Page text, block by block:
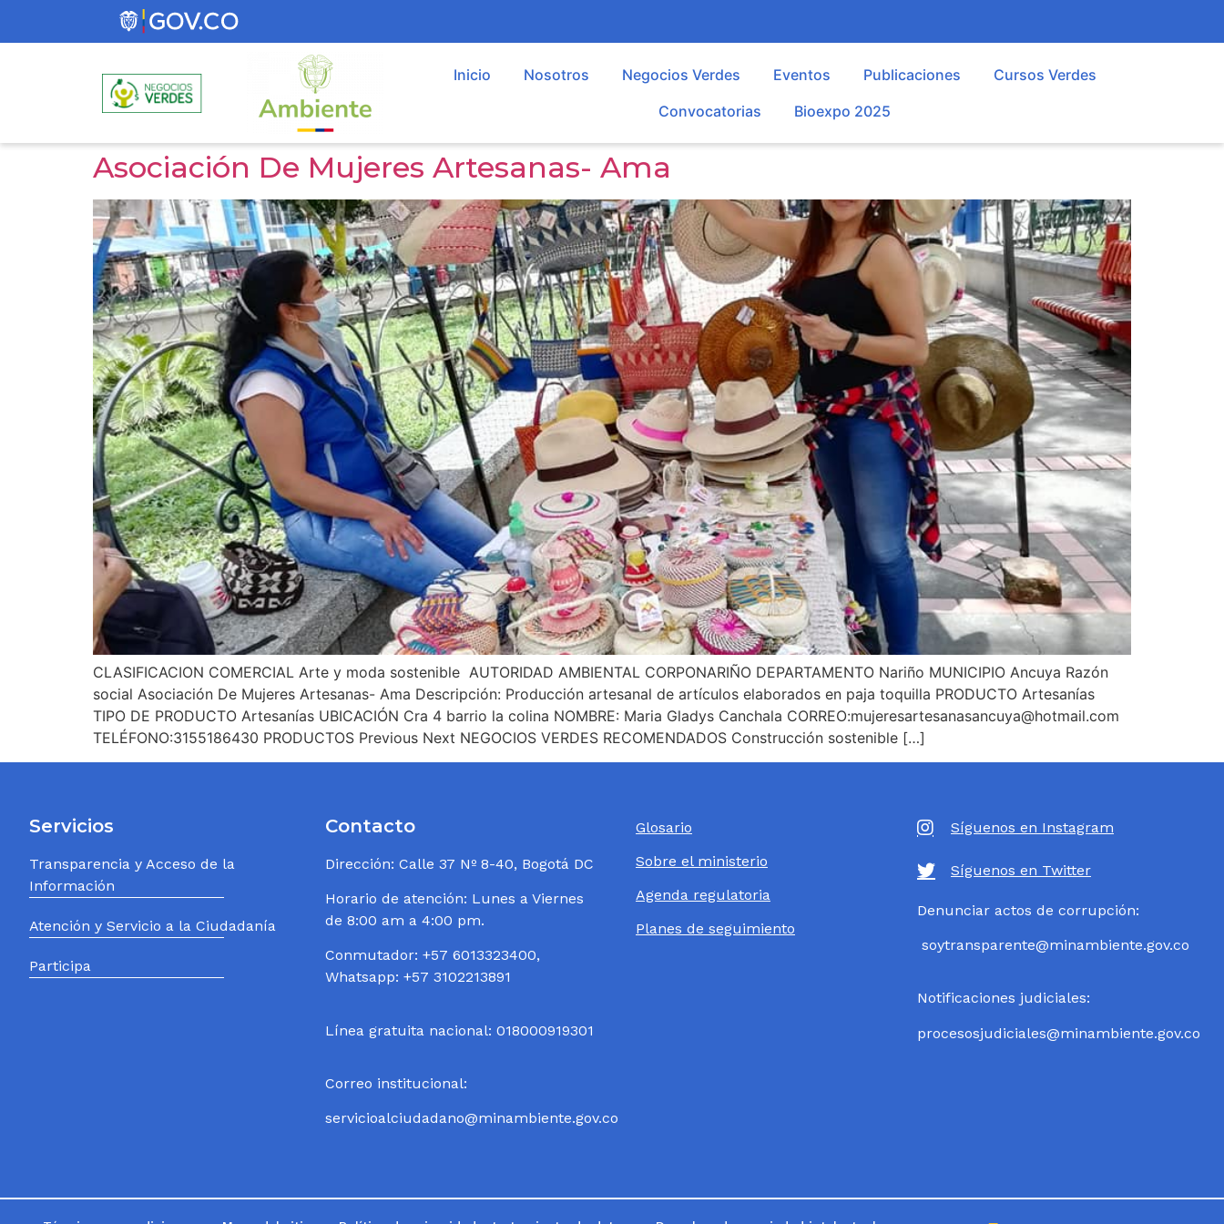
Inicio Nosotros Negocios Verdes Eventos Publicaciones
Cursos Verdes
Convocatorias
Bioexpo 2025
Asociación De Mujeres Artesanas- Ama
CLASIFICACION COMERCIAL Arte y moda sostenible AUTORIDAD AMBIENTAL CORPONARIÑO DEPARTAMENTO Nariño MUNICIPIO Ancuya Razón
social Asociación De Mujeres Artesanas- Ama Descripción: Producción artesanal de artículos elaborados en paja toquilla PRODUCTO Artesanías
TIPO DE PRODUCTO Artesanías UBICACIÓN Cra 4 barrio la colina NOMBRE: Maria Gladys Canchala CORREO:mujeresartesanasancuya@hotmail.com
TELÉFONO:3155186430 PRODUCTOS Previous Next NEGOCIOS VERDES RECOMENDADOS Construcción sostenible […]
Servicios
Transparencia y Acceso de la
Información
Atención y Servicio a la Ciudadanía
Participa
Contacto
Dirección: Calle 37 Nº 8-40, Bogotá DC
Horario de atención: Lunes a Viernes
de 8:00 am a 4:00 pm.
Conmutador: +57 6013323400,
Whatsapp: +57 3102213891
Línea gratuita nacional: 018000919301
Correo institucional:
servicioalciudadano@minambiente.gov.co
Glosario
Sobre el ministerio
Agenda regulatoria
Planes de seguimiento
Síguenos en Instagram
Síguenos en Twitter
Denunciar actos de corrupción:
soytransparente@minambiente.gov.co
Notificaciones judiciales:
procesosjudiciales@minambiente.gov.co